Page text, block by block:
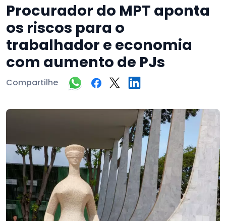
Procurador do MPT aponta
os riscos para o
trabalhador e economia
com aumento de PJs
Compartilhe